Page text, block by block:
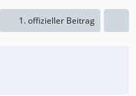
1. offizieller Beitrag